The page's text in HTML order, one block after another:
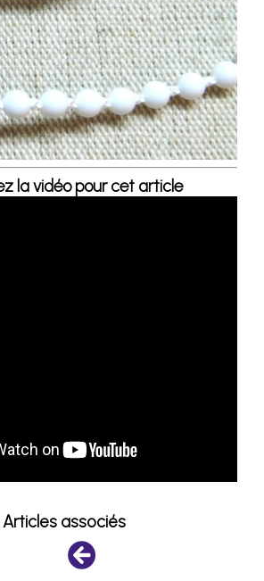
la vidéo pour cet article
Articles associés